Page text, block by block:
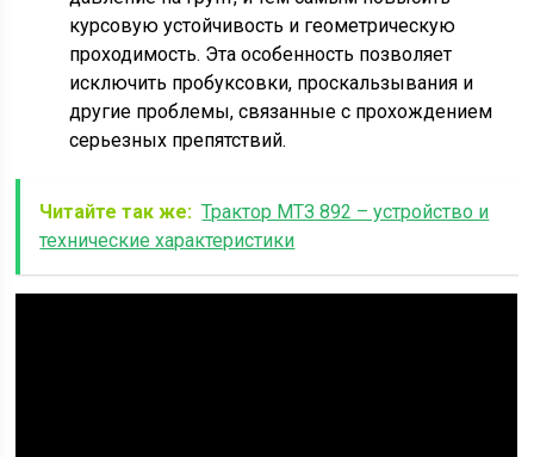
курсовую устойчивость и геометрическую
проходимость. Эта особенность позволяет
исключить пробуксовки, проскальзывания и
другие проблемы, связанные с прохождением
серьезных препятствий.
Читайте так же: Трактор МТЗ 892 – устройство и
технические характеристики